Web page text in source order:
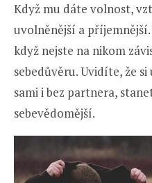
Když mu dáte volnost,
uvolněnější a
když nejste na nikom
sebedůvěru. Uvidíte, že
sami i bez partnera,
sebevědomější.